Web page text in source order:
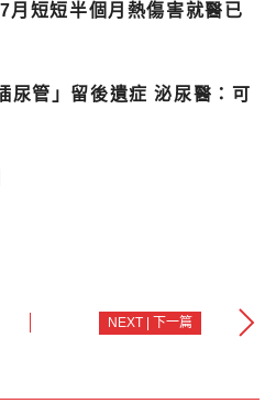
月短短半個月熱傷害就醫已
尿管」留後遺症 泌尿醫：可
NEXT | 下一篇